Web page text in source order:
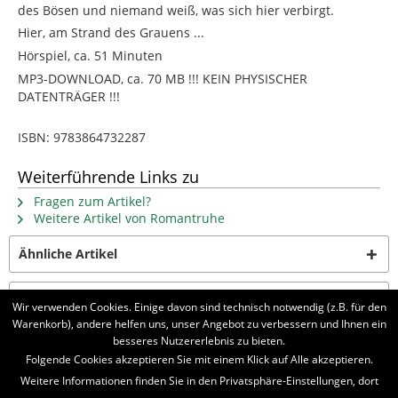
des Bösen und niemand weiß, was sich hier verbirgt.
Hier, am Strand des Grauens ...
Hörspiel, ca. 51 Minuten
MP3-DOWNLOAD, ca. 70 MB !!! KEIN PHYSISCHER
DATENTRÄGER !!!
ISBN: 9783864732287
Weiterführende Links zu
Fragen zum Artikel?
Weitere Artikel von Romantruhe
Ähnliche Artikel
Kunden kauften auch
BELIEBTE SERIEN
Wir verwenden Cookies. Einige davon sind technisch notwendig (z.B. für den
Warenkorb), andere helfen uns, unser Angebot zu verbessern und Ihnen ein
besseres Nutzererlebnis zu bieten.
Folgende Cookies akzeptieren Sie mit einem Klick auf Alle akzeptieren.
Weitere Informationen finden Sie in den Privatsphäre-Einstellungen, dort